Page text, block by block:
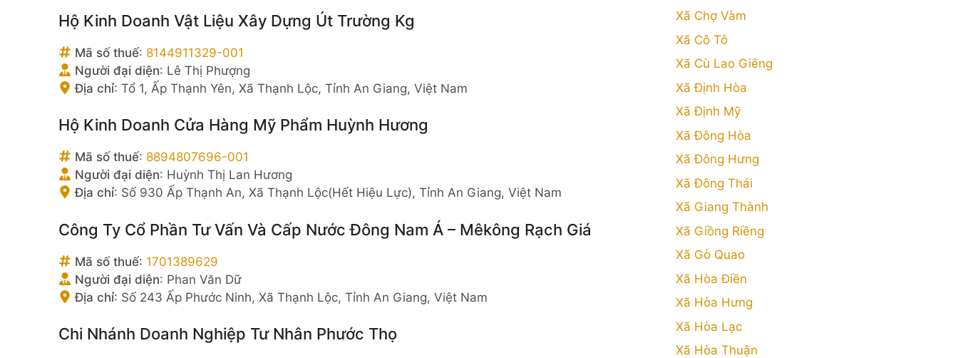
Hộ Kinh Doanh Vật Liệu Xây Dựng Út Trường Kg
Mã số thuế: 8144911329-001
Người đại diện: Lê Thị Phượng
Địa chỉ: Tổ 1, Ấp Thạnh Yên, Xã Thạnh Lộc, Tỉnh An Giang, Việt Nam
Hộ Kinh Doanh Cửa Hàng Mỹ Phẩm Huỳnh Hương
Mã số thuế: 8894807696-001
Người đại diện: Huỳnh Thị Lan Hương
Địa chỉ: Số 930 Ấp Thạnh An, Xã Thạnh Lộc(Hết Hiệu Lực), Tỉnh An Giang, Việt Nam
Công Ty Cổ Phần Tư Vấn Và Cấp Nước Đông Nam Á – Mêkông Rạch Giá
Mã số thuế: 1701389629
Người đại diện: Phan Văn Dữ
Địa chỉ: Số 243 Ấp Phước Ninh, Xã Thạnh Lộc, Tỉnh An Giang, Việt Nam
Chi Nhánh Doanh Nghiệp Tư Nhân Phước Thọ
Xã Chợ Vàm
Xã Cô Tô
Xã Cù Lao Giêng
Xã Định Hòa
Xã Định Mỹ
Xã Đông Hòa
Xã Đông Hưng
Xã Đông Thái
Xã Giang Thành
Xã Giồng Riềng
Xã Gò Quao
Xã Hòa Điền
Xã Hòa Hưng
Xã Hòa Lạc
Xã Hòa Thuận